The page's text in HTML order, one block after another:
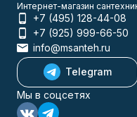
Интернет-магазин
+7 (495) 128-44-08
+7 (925) 999-66-50
info@msanteh.ru
Telegram
Мы в соцсетях